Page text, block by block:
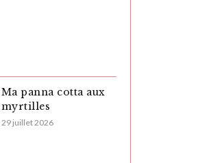
Ma panna cotta aux
myrtilles
29 juillet 2026